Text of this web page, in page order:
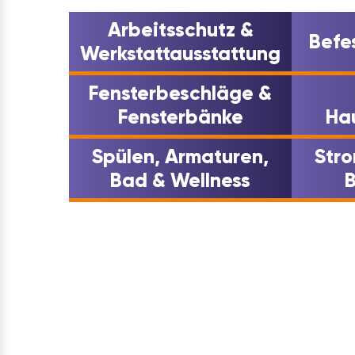
Arbeitsschutz &
Werkstattausstattung
Fensterbeschläge &
Fensterbänke
Spülen, Armaturen,
Bad & Wellness